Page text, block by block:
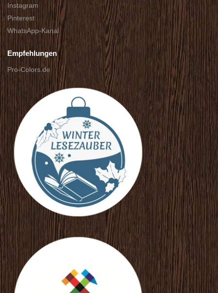
Instagram
Pinterest
WhatsApp-Kanal
Empfehlungen
Pro-Colors.de